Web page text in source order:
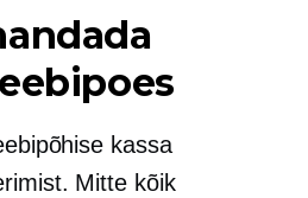
kassa
Mitte kõik